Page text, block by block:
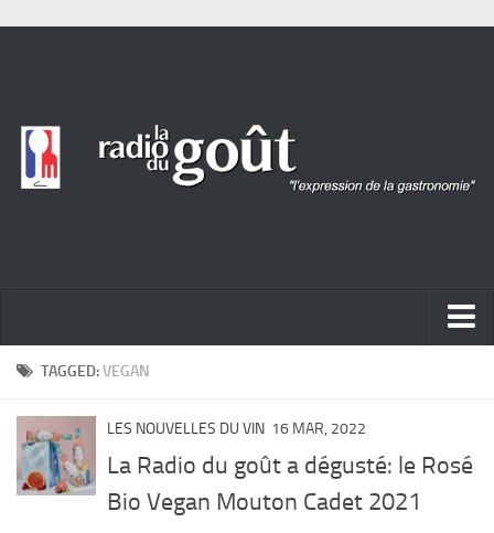
ACTUALITÉ
PORTRAITS
LIVRES
TAGGED:VEGAN
LES NOUVELLES DU VIN 16 MAR, 2022
La Radio du goût a dégusté: le Rosé
Bio Vegan Mouton Cadet 2021